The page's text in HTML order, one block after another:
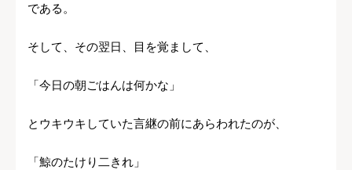
である。
そして、その翌日、目を覚まして、
「今日の朝ごはんは何かな」
とウキウキしていた言継の前にあらわれたのが、
「鯨のたけり二きれ」